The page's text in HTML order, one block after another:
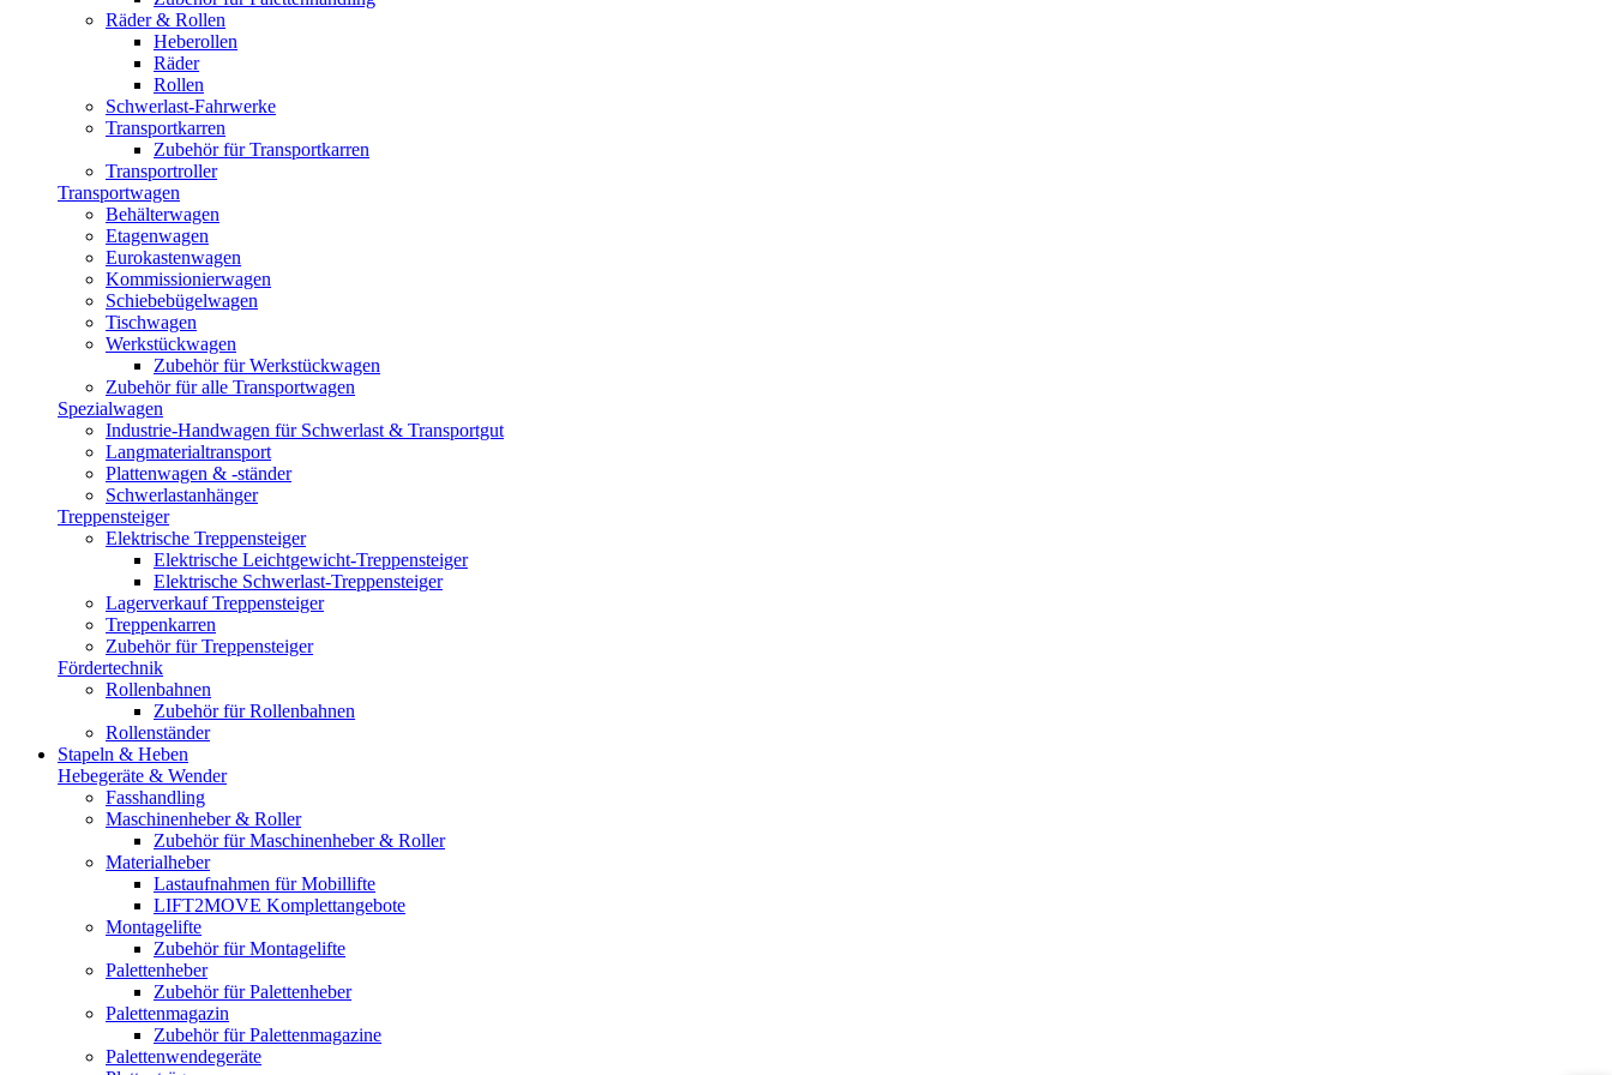
Räder & Rollen
Heberollen
Räder
Rollen
Schwerlast-Fahrwerke
Transportkarren
Zubehör für Transportkarren
Transportroller
Transportwagen
Behälterwagen
Etagenwagen
Eurokastenwagen
Kommissionierwagen
Schiebebügelwagen
Tischwagen
Werkstückwagen
Zubehör für Werkstückwagen
Zubehör für alle Transportwagen
Spezialwagen
Industrie-Handwagen für Schwerlast & Transportgut
Langmaterialtransport
Plattenwagen & -ständer
Schwerlastanhänger
Treppensteiger
Elektrische Treppensteiger
Elektrische Leichtgewicht-Treppensteiger
Elektrische Schwerlast-Treppensteiger
Lagerverkauf Treppensteiger
Treppenkarren
Zubehör für Treppensteiger
Fördertechnik
Rollenbahnen
Zubehör für Rollenbahnen
Rollenständer
Stapeln & Heben
Hebegeräte & Wender
Fasshandling
Maschinenheber & Roller
Zubehör für Maschinenheber & Roller
Materialheber
Lastaufnahmen für Mobillifte
LIFT2MOVE Komplettangebote
Montagelifte
Zubehör für Montagelifte
Palettenheber
Zubehör für Palettenheber
Palettenmagazin
Zubehör für Palettenmagazine
Palettenwendegeräte